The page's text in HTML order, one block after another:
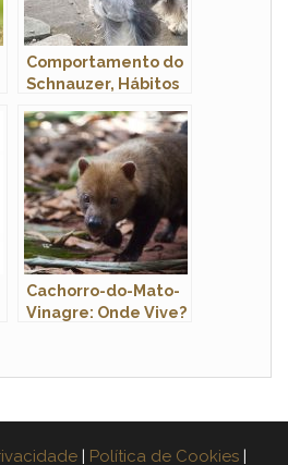
Comportamento do
Schnauzer, Hábitos
Cachorro-do-Mato-
Vinagre: Onde Vive?
| Política de Cookies |